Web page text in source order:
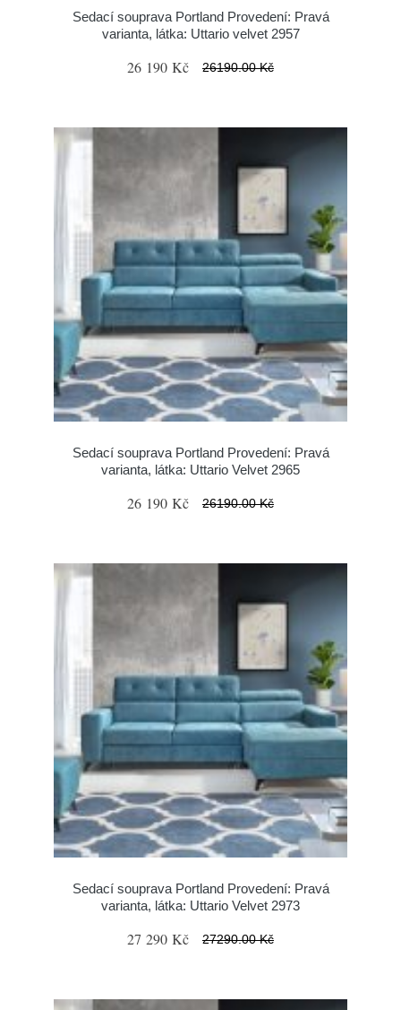
Sedací souprava Portland Provedení: Pravá
varianta, látka: Uttario velvet 2957
26 190 Kč 26190.00 Kč
Sedací souprava Portland Provedení: Pravá
varianta, látka: Uttario Velvet 2965
26 190 Kč 26190.00 Kč
Sedací souprava Portland Provedení: Pravá
varianta, látka: Uttario Velvet 2973
27 290 Kč 27290.00 Kč